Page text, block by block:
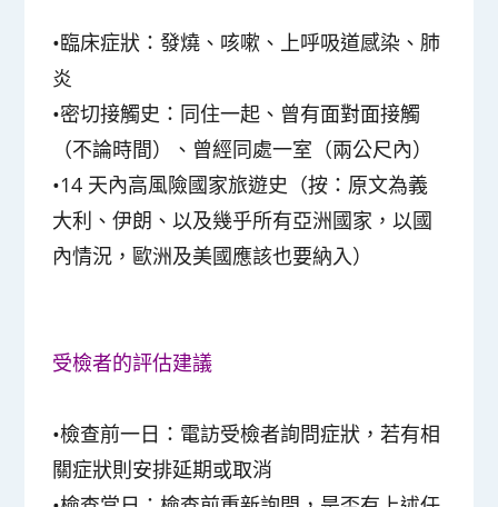
•臨床症狀：發燒、咳嗽、上呼吸道感染、肺
炎
•密切接觸史：同住一起、曾有面對面接觸
（不論時間）、曾經同處一室（兩公尺內）
•14 天內高風險國家旅遊史（按：原文為義
大利、伊朗、以及幾乎所有亞洲國家，以國
內情況，歐洲及美國應該也要納入）
受檢者的評估建議
•檢查前一日：電訪受檢者詢問症狀，若有相
關症狀則安排延期或取消